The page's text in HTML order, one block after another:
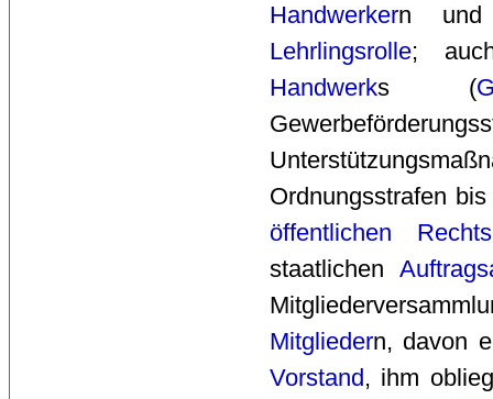
Handwerkern
Lehrlingsrolle;
Handwerks (
Ordnungsstrafen
öffentlichen Rechts
staatlichen
Mitgliedern, davon
Vorstand, ihm